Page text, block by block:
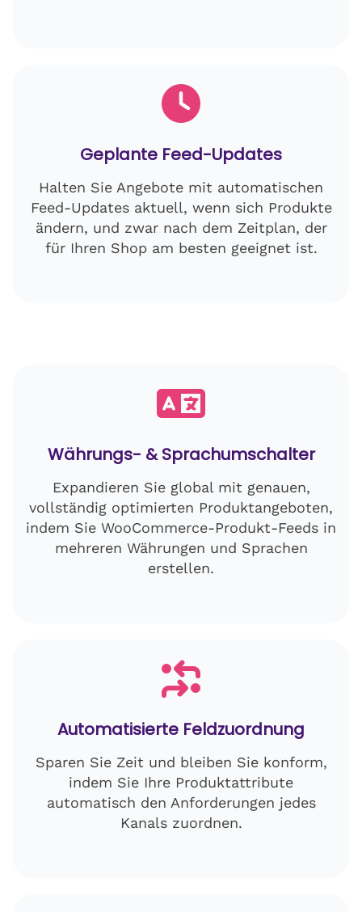
Geplante Feed-Updates
Halten Sie Angebote mit automatischen
Feed-Updates aktuell, wenn sich Produkte
ändern, und zwar nach dem Zeitplan, der
für Ihren Shop am besten geeignet ist.
Währungs- & Sprachumschalter
Expandieren Sie global mit genauen,
vollständig optimierten Produktangeboten,
indem Sie WooCommerce-Produkt-Feeds in
mehreren Währungen und Sprachen
erstellen.
Automatisierte Feldzuordnung
Sparen Sie Zeit und bleiben Sie konform,
indem Sie Ihre Produktattribute
automatisch den Anforderungen jedes
Kanals zuordnen.